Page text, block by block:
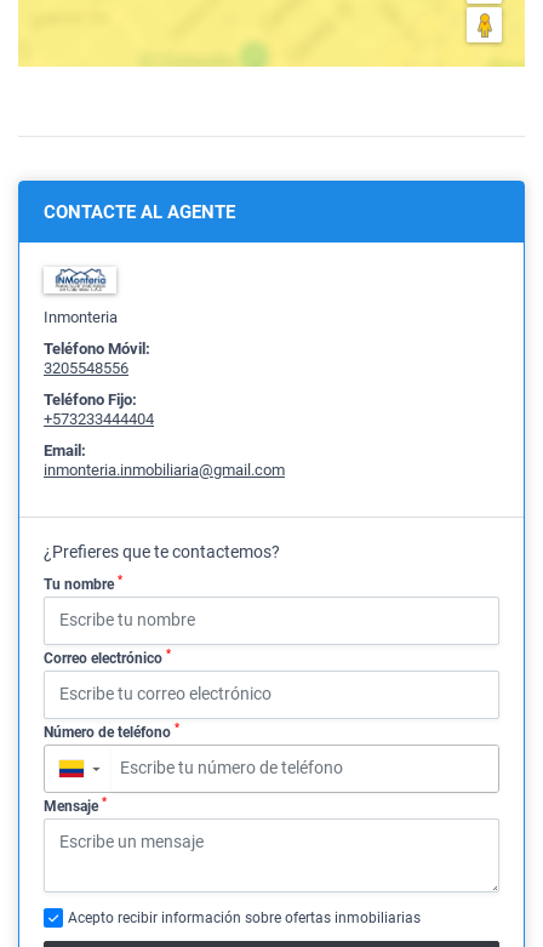
CONTACTE AL AGENTE
Inmonteria
Teléfono Móvil:
3205548556
Teléfono Fijo:
+573233444404
Email:
inmonteria.inmobiliaria@gmail.com
¿Prefieres que te contactemos?
Tu nombre *
Correo electrónico *
Número de teléfono *
▼
Mensaje *
Acepto recibir información sobre ofertas inmobiliarias